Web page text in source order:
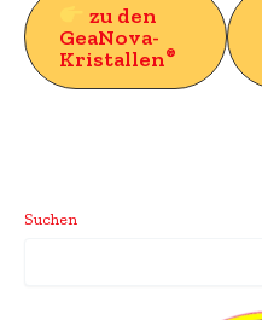
zu den
GeaNova-
Kristallen®
Suchen